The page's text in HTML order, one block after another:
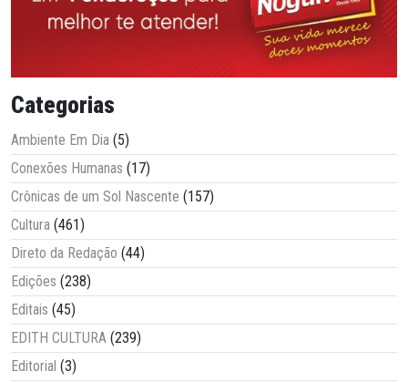
Categorias
Ambiente Em Dia (5)
Conexões Humanas (17)
Crônicas de um Sol Nascente (157)
Cultura (461)
Direto da Redação (44)
Edições (238)
Editais (45)
EDITH CULTURA (239)
Editorial (3)